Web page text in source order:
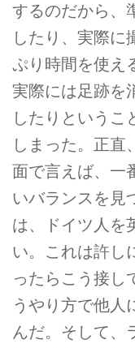
するのだから、
したり、実際に
ぷり時間を使え
実際には足跡を
したりというこ
しまった。正直
面で言えば、一
いバランスを見
は、ドイツ人を
い。これは許し
ったらこう接し
うやり方で他人
んだ。そして、